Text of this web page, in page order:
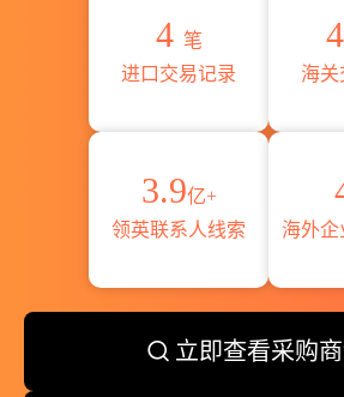
4 笔
进口交易记录
海关
3.9亿+
领英联系人线索
海外企
立即查看采购